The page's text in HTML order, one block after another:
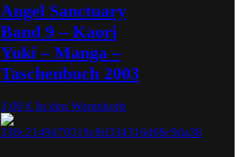
Angel Sanctuary
Band 9 – Kaori
Yuki – Manga –
Taschenbuch 2003
3,00 € In den Warenkorb